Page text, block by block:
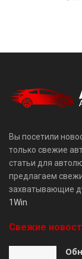
Вы посетили
только свежие
статьи для
предлагаем
захватывающие
1Win
Свежие